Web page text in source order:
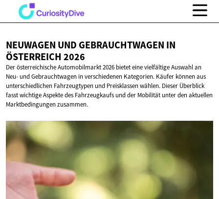
NEUWAGEN UND GEBRAUCHTWAGEN IN
ÖSTERREICH 2026
Der österreichische Automobilmarkt 2026 bietet eine vielfältige Auswahl an
Neu- und Gebrauchtwagen in verschiedenen Kategorien. Käufer können aus
unterschiedlichen Fahrzeugtypen und Preisklassen wählen. Dieser Überblick
fasst wichtige Aspekte des Fahrzeugkaufs und der Mobilität unter den aktuellen
Marktbedingungen zusammen.